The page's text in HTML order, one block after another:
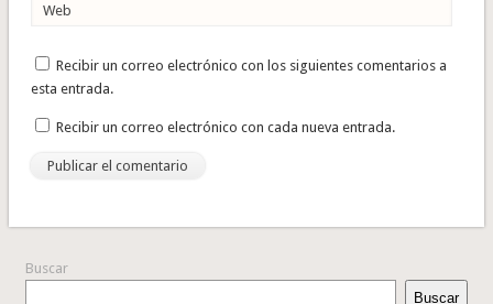
Web
Recibir un correo electrónico con los siguientes comentarios a
esta entrada.
Recibir un correo electrónico con cada nueva entrada.
Buscar
Buscar